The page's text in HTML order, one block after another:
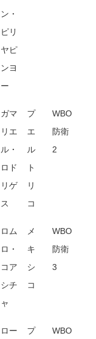
ン・
ピリ
ヤピ
ンヨ
ー
ガマ
リエ
ル・
ロド
リゲ
ス
プ
エ
ル
ト
リ
コ
WBO
防衛
2
ロム
ロ・
コア
シチ
ャ
メ
キ
シ
コ
WBO
防衛
3
ロー
プ
WBO